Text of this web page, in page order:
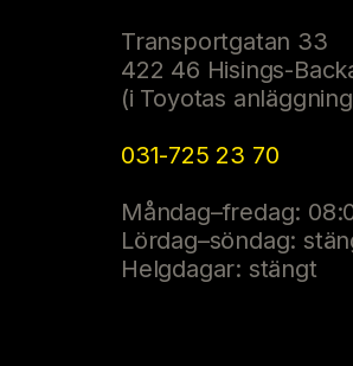
Transportgatan 33
422 46 Hisings-
(i Toyotas
031-725 23 70
Måndag–fredag:
Lördag–söndag:
Helgdagar: stängt